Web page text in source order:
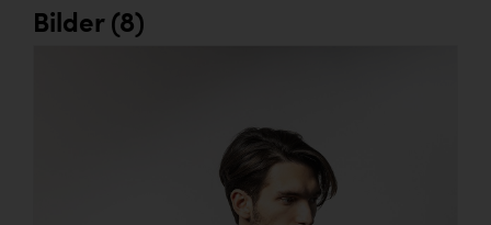
Bilder (8)